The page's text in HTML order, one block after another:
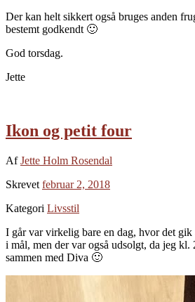
Der kan helt sikkert også bruges anden
bestemt godkendt 🙂
God torsdag.
Jette
Ikon og petit four
AfJette Holm Rosendal
Skrevet februar 2, 2018
Kategori Livsstil
I går var virkelig bare en dag, hvor det
i mål, men der var også udsolgt, da jeg kl.
sammen med Diva 🙂